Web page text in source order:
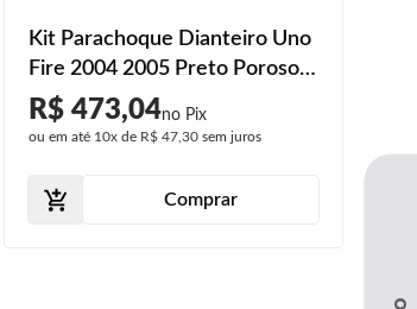
Kit Parachoque Dianteiro Uno
Fire 2004 2005 Preto Poroso +
Parachoque Traseiro
R$ 473,04
ou em até 10x de R$ 47,30 sem juros
Comprar